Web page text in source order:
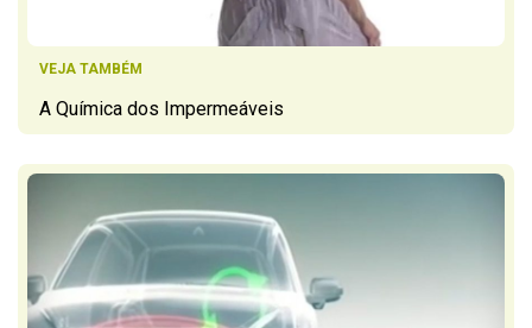
VEJA TAMBÉM
A Química dos Impermeáveis